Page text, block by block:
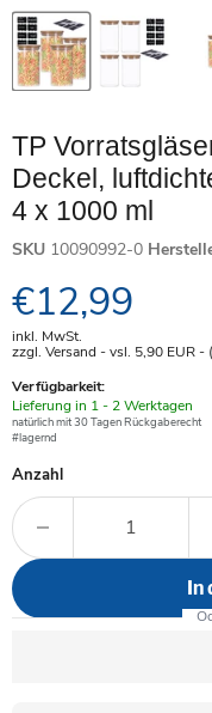
TP
Deckel,
4 x 1000 ml
SKU 10090992-0
Aktueller Preis
€12,99
inkl. MwSt.
zzgl. Versand - vsl. 5,90 EUR-
Verfügbarkeit:
Verfügbar
-
Lieferung in 1 - 2 Werktagen
natürlich mit 30 Tagen Rückgaberecht
#lagernd
Anzahl
In